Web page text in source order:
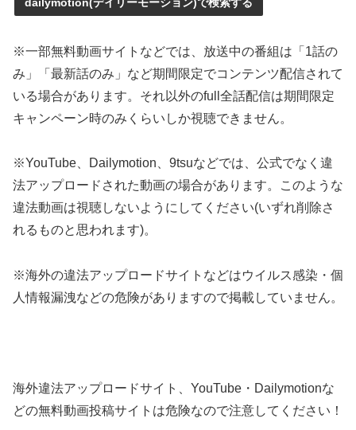
※一部無料動画サイトなどでは、放送中の番組は「1話の
み」「最新話のみ」など期間限定でコンテンツ配信されて
いる場合があります。それ以外のfull全話配信は期間限定
キャンペーン時のみくらいしか視聴できません。
※YouTube、Dailymotion、9tsuなどでは、公式でなく違
法アップロードされた動画の場合があります。このような
違法動画は視聴しないようにしてください(いずれ削除さ
れるものと思われます)。
※海外の違法アップロードサイトなどはウイルス感染・個
人情報漏洩などの危険がありますので掲載していません。
海外違法アップロードサイト、YouTube・Dailymotionな
どの無料動画投稿サイトは危険なので注意してください！